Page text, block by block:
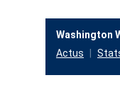
Washington
Actus